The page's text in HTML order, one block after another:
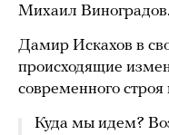
Михаил Виноградов.
Дамир Искахов в
происходящие
современного строя
Куда мы идем?